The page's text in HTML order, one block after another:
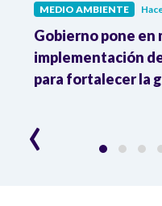
MEDIO AMBIENTE
Gobierno pone en
implementación
para fortalecer la
‹